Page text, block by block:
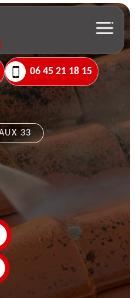
06 45 21 18 15
33